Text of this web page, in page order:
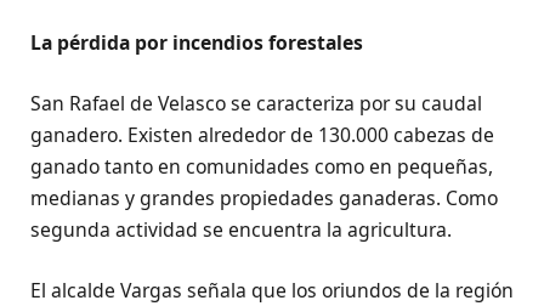
La pérdida por incendios forestales
San Rafael de Velasco se caracteriza por su caudal
ganadero. Existen alrededor de 130.000 cabezas de
ganado tanto en comunidades como en pequeñas,
medianas y grandes propiedades ganaderas. Como
segunda actividad se encuentra la agricultura.
El alcalde Vargas señala que los oriundos de la región